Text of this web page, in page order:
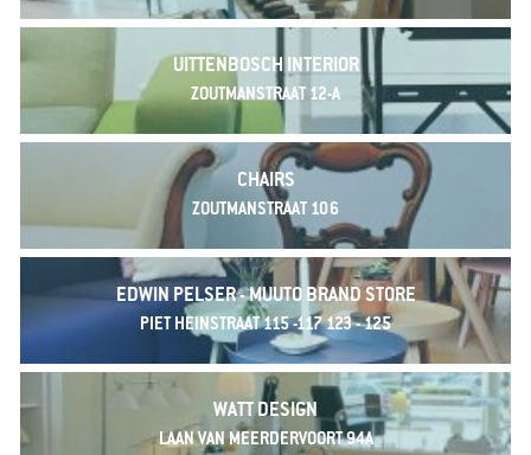
UITTENBOSCH INTERIOR
ZOUTMANSTRAAT 12-A
CHAIRS
ZOUTMANSTRAAT 106
EDWIN PELSER - MUUTO BRAND STORE
PIET HEINSTRAAT 115 -117 123 - 125
WATT DESIGN
LAAN VAN MEERDERVOORT 94A